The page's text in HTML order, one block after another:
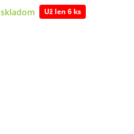
skladom Už len 6 ks